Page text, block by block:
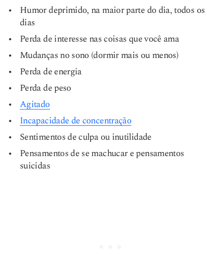
Humor deprimido, na maior parte do dia, todos os
dias
Perda de interesse nas coisas que você ama
Mudanças no sono (dormir mais ou menos)
Perda de energia
Perda de peso
Agitado
Incapacidade de concentração
Sentimentos de culpa ou inutilidade
Pensamentos de se machucar e pensamentos
suicidas